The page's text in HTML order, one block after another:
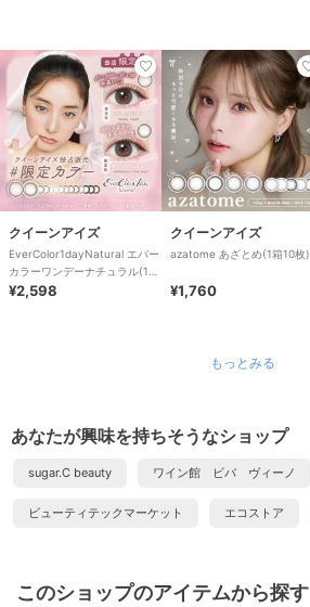
クイーンアイズ
EverColor1dayNatural エバー
カラーワンデーナチュラル(1箱
20枚)
¥2,598
クイーンアイズ
azatome あざとめ(1箱10枚)
¥1,760
もっとみる
あなたが興味を持ちそうなショップ
sugar.C beauty ワイン館 ビバ ヴィーノ
ビューティテックマーケット エコストア
このショップのアイテムから探す